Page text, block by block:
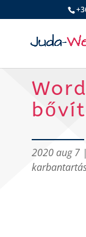
2020 aug 7|